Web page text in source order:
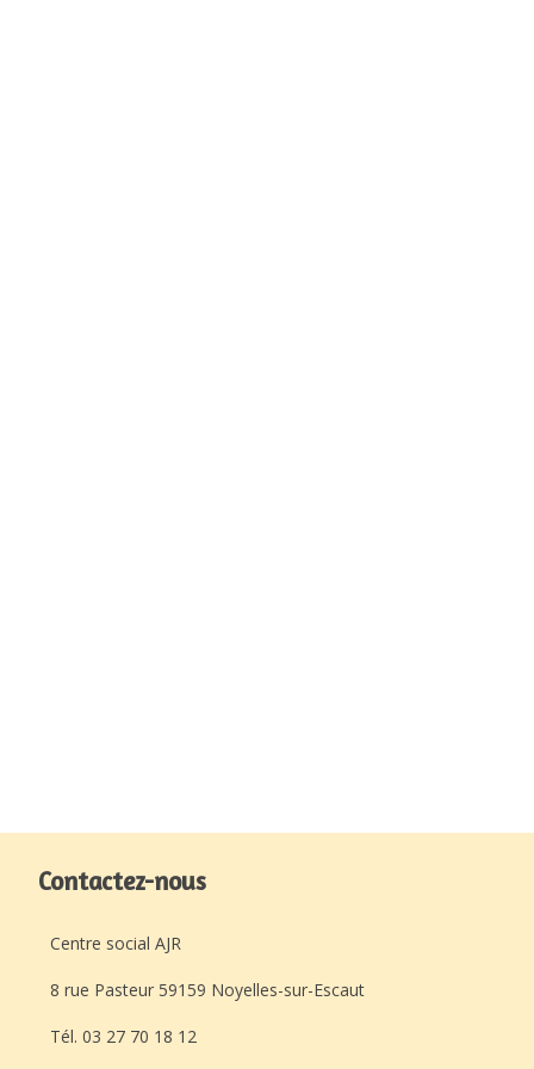
Contactez-nous
Centre social AJR
8 rue Pasteur 59159 Noyelles-sur-Escaut
Tél. 03 27 70 18 12